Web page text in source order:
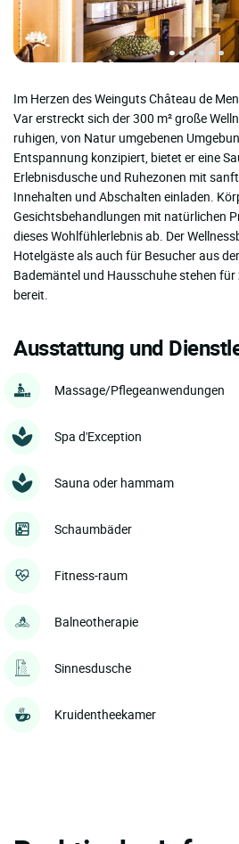
Im Herzen des Weinguts Château de
Var erstreckt sich der 300 m² große
ruhigen, von Natur umgebenen
Entspannung konzipiert, bietet er eine
Erlebnisdusche und Ruhezonen mit
Innehalten und Abschalten einladen.
Gesichtsbehandlungen mit natürlichen
dieses Wohlfühlerlebnis ab. Der
Hotelgäste als auch für Besucher aus
Bademäntel und Hausschuhe stehen
bereit.
Ausstattung und
Massage/Pflegeanwendungen
Spa d'Exception
Sauna oder hammam
Schaumbäder
Fitness-raum
Balneotherapie
Sinnesdusche
Kruidentheekamer